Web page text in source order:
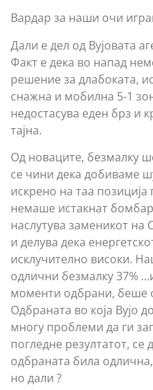
Вардар за наши очи
Дали е дел од Вујовата
Факт е дека во напад
решение за длабоката,
снажна и мобилна 5-1
недостасува еден брз и
тајна.
Од новаците, безмалку
се чини дека добиваме
искрено на таа
немаше истакнат
наслутува заменикот на
и делува дека
исклучително високи.
одлични безмалку 37%
моменти одбрани, беше
Одбраната во која Вујо
многу проблеми да ги
погледне резултатот, се
одбраната била
но дали ?